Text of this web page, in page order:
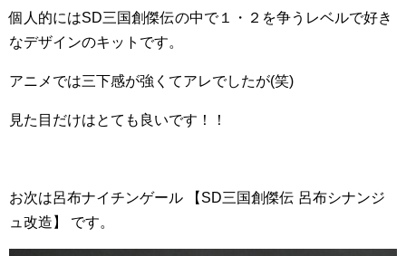
個人的にはSD三国創傑伝の中で１・２を争うレベルで好き
なデザインのキットです。
アニメでは三下感が強くてアレでしたが(笑)
見た目だけはとても良いです！！
お次は呂布ナイチンゲール 【SD三国創傑伝 呂布シナンジ
ュ改造】 です。